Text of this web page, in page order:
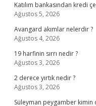
Katılım bankasından kredi
Ağustos 5, 2026
Avangard akımlar nelerdir ?
Ağustos 4, 2026
19 harfinin sırrı nedir ?
Ağustos 3, 2026
2 derece yırtık nedir ?
Ağustos 3, 2026
Süleyman peygamber kimin